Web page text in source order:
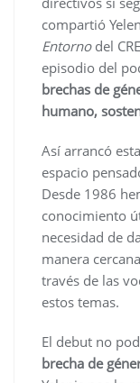
compartió
Entornodel
episodio del
brechas de
humano,
Así arrancó
espacio
Desde 1986
conocimiento
necesidad de
manera
través de las
estos temas.
El debut no
brecha de